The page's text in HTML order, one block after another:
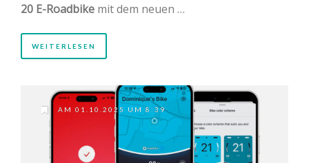
20 E-Roadbike mit dem neuen …
WEITERLESEN
AM 01.10.2025 UM 8:39